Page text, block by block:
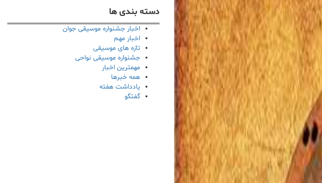
دسته بندی ها
اخبار جشنواره موسیقی جوان
اخبار مهم
تازه های موسیقی
جشنواره موسیقی نواحی
مهمترین اخبار
همه خبرها
یادداشت هفته
گفتگو